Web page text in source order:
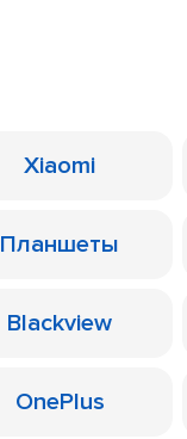
Xiaomi
Планшеты
Blackview
OnePlus